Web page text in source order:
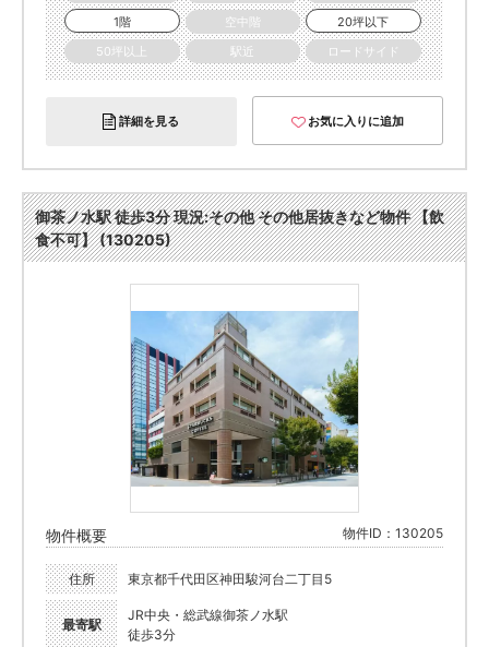
1階
空中階
20坪以下
50坪以上
駅近 ロードサイド
詳細を見る お気に入りに追加
御茶ノ水駅 徒歩3分 現況:その他 その他居抜きなど物件 【飲
食不可】 (130205)
物件概要 物件ID：130205
住所 東京都千代田区神田駿河台二丁目5
最寄駅
JR中央・総武線御茶ノ水駅
徒歩3分